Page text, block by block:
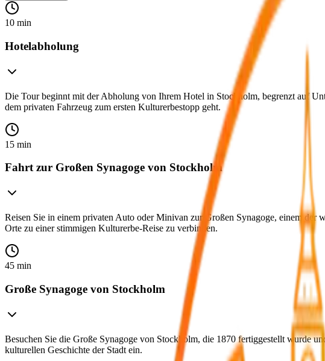
10 min
Hotelabholung
Die Tour beginnt mit der Abholung von Ihrem Hotel in Stockholm, begrenzt auf
dem privaten Fahrzeug zum ersten Kulturerbestopp geht.
15 min
Fahrt zur Großen Synagoge von Stockholm
Reisen Sie in einem privaten Auto oder Minivan zur Großen Synagoge, einem der
Orte zu einer stimmigen Kulturerbe-Reise zu verbinden.
45 min
Große Synagoge von Stockholm
Besuchen Sie die Große Synagoge von Stockholm, die 1870 fertiggestellt wurde
kulturellen Geschichte der Stadt ein.